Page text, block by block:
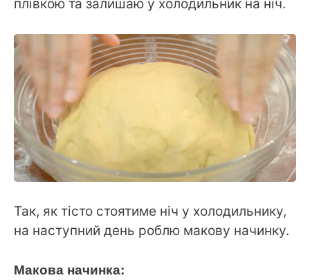
плівкою та залишаю у холодильник на ніч.
Так, як тісто стоятиме ніч у холодильнику,
на наступний день роблю макову начинку.
Макова начинка: